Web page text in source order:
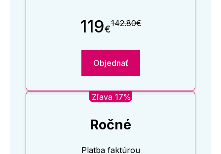
119€142.80€
Objednať
Zľava 17%
Ročné
Platba faktúrou